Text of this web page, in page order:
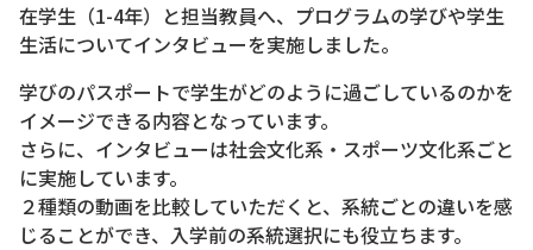
在学生（1-4年）と担当教員へ、プログラムの学びや学生
生活についてインタビューを実施しました。
学びのパスポートで学生がどのように過ごしているのかを
イメージできる内容となっています。
さらに、インタビューは社会文化系・スポーツ文化系ごと
に実施しています。
２種類の動画を比較していただくと、系統ごとの違いを感
じることができ、入学前の系統選択にも役立ちます。